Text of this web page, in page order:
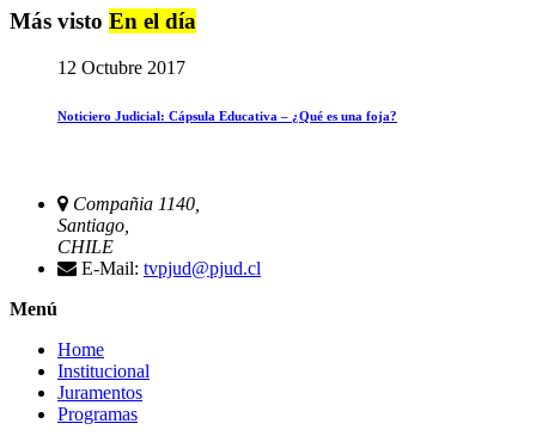
Más visto En el día
12 Octubre 2017
Noticiero Judicial: Cápsula Educativa – ¿Qué es una foja?
Compañia 1140,
Santiago,
CHILE
E-Mail: tvpjud@pjud.cl
Menú
Home
Institucional
Juramentos
Programas